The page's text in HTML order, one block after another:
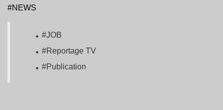
#NEWS
#JOB
#Reportage TV
#Publication